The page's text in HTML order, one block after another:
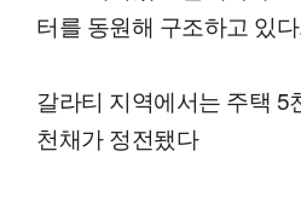
터를 동원해 구조하고 있
갈라티 지역에서는 주택 5
천채가 정전됐다